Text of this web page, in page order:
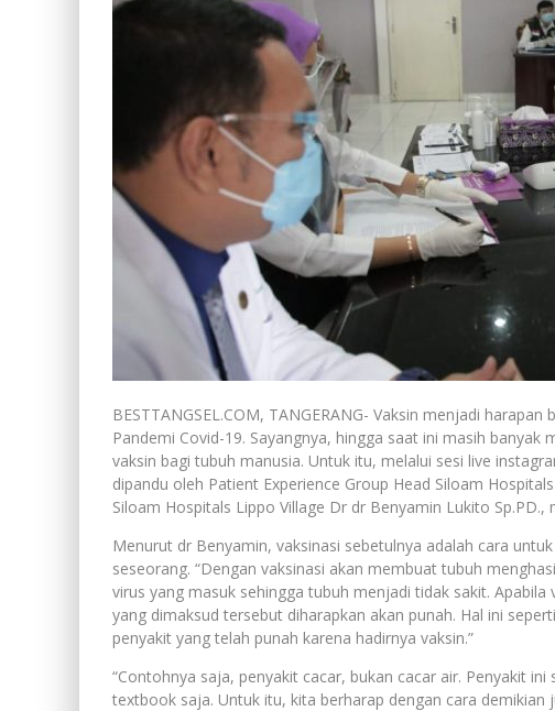
BESTTANGSEL.COM, TANGERANG- Vaksin menjadi
Pandemi Covid-19. Sayangnya, hingga saat ini masih
vaksin bagi tubuh manusia. Untuk itu, melalui sesi live
dipandu oleh Patient Experience Group Head Siloam
Siloam Hospitals Lippo Village Dr dr Benyamin Lukito
Menurut dr Benyamin, vaksinasi sebetulnya adalah cara
seseorang. “Dengan vaksinasi akan membuat tubuh
virus yang masuk sehingga tubuh menjadi tidak sakit.
yang dimaksud tersebut diharapkan akan punah. Hal ini
penyakit yang telah punah karena hadirnya vaksin.”
“Contohnya saja, penyakit cacar, bukan cacar air. Penyakit
textbook saja. Untuk itu, kita berharap dengan cara